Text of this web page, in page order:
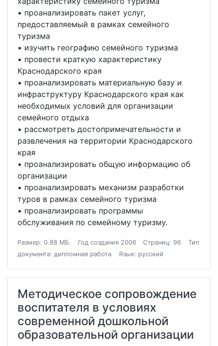
▪ проанализировать пакет услуг,
предоставляемый в рамках семейного
туризма
▪ изучить географию семейного туризма
▪ провести краткую характеристику
Краснодарского края
▪ проанализировать материальную базу и
инфраструктуру Краснодарского края как
необходимых условий для организации
семейного отдыха
▪ рассмотреть достопримечательности и
развлечения на территории Краснодарского
края
▪ проанализировать общую информацию об
организации
▪ проанализировать механизм разработки
туров в рамках семейного туризма
▪ проанализировать программы
обслуживания по семейному туризму.
Размер: 0.88 МБ. Год создания 2006 Страниц: 96
Тип
документа: дипломная работа
Язык: русский
Методическое сопровождение
воспитателя в условиях
современной дошкольной
образовательной организации